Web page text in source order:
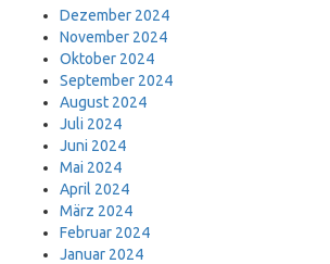
Dezember 2024
November 2024
Oktober 2024
September 2024
August 2024
Juli 2024
Juni 2024
Mai 2024
April 2024
März 2024
Februar 2024
Januar 2024